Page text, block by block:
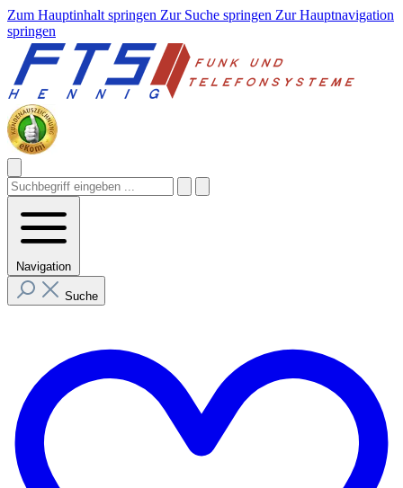
Zum Hauptinhalt springen Zur Suche springen Zur Hauptnavigation
springen
Navigation
Suche